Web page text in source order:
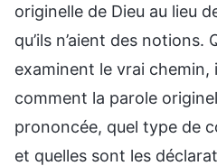
originelle de Dieu au lieu
qu’ils n’aient des notions.
examinent le vrai chemin,
comment la parole
prononcée, quel type de
et quelles sont les